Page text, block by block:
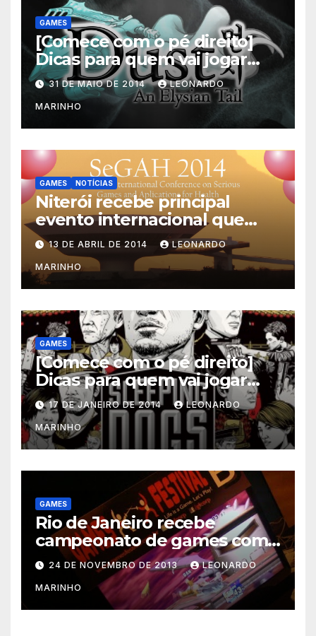
GAMES
[Comece com o pé direito]
Dicas para quem vai jogar
Dust: An Elysian Tail
31 DE MAIO DE 2014 LEONARDO
MARINHO
GAMES NOTÍCIAS
Niterói recebe principal
evento internacional que
mescla saúde e jogos
13 DE ABRIL DE 2014 LEONARDO
MARINHO
GAMES
[Comece com o pé direito]
Dicas para quem vai jogar
Sleeping Dogs
17 DE JANEIRO DE 2014 LEONARDO
MARINHO
GAMES
Rio de Janeiro recebe
campeonato de games com
prêmios em dinheiro
24 DE NOVEMBRO DE 2013 LEONARDO
MARINHO